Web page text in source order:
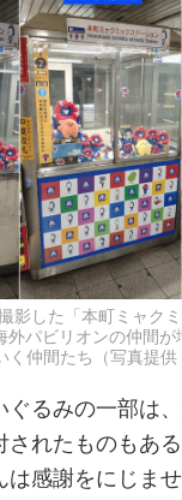
影した「本町ミャク
外パビリオンの仲間
く仲間たち（写真提
ぐるみの一部は
されたものもあ
は感謝をにじま